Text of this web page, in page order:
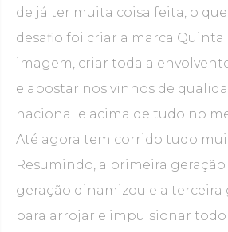
de já ter muita coisa feita, o
desafio foi criar a marca Quinta
imagem, criar toda a
e apostar nos vinhos de
nacional e acima de tudo no
Até agora tem corrido tudo
Resumindo, a primeira
geração dinamizou e a terceira
para arrojar e impulsionar